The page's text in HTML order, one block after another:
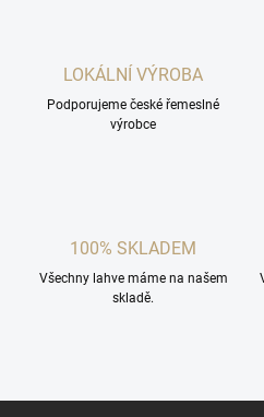
LOKÁLNÍ VÝROBA
Podporujeme české řemeslné
výrobce
100% SKLADEM
Všechny lahve máme na našem
skladě.